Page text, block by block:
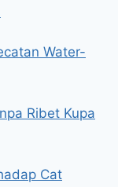
Water-
Ribet Kupa
Cat